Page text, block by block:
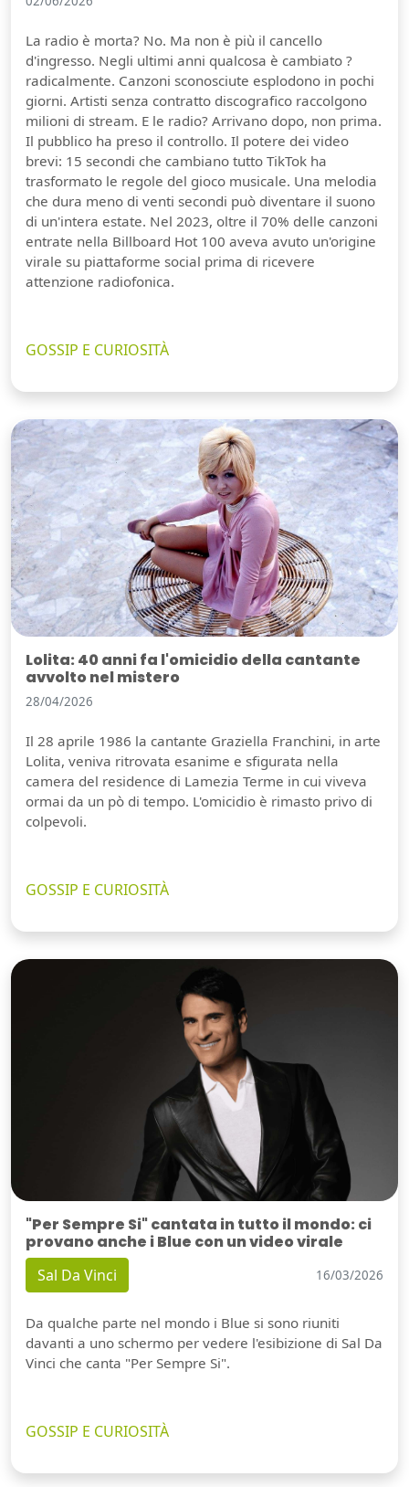
La radio è morta? No. Ma non è più il cancello
d'ingresso. Negli ultimi anni qualcosa è cambiato ?
radicalmente. Canzoni sconosciute esplodono in pochi
giorni. Artisti senza contratto discografico raccolgono
milioni di stream. E le radio? Arrivano dopo, non prima.
Il pubblico ha preso il controllo. Il potere dei video
brevi: 15 secondi che cambiano tutto TikTok ha
trasformato le regole del gioco musicale. Una melodia
che dura meno di venti secondi può diventare il suono
di un'intera estate. Nel 2023, oltre il 70% delle canzoni
entrate nella Billboard Hot 100 aveva avuto un'origine
virale su piattaforme social prima di ricevere
attenzione radiofonica.
GOSSIP E CURIOSITÀ
Lolita: 40 anni fa l'omicidio della cantante
avvolto nel mistero
28/04/2026
Il 28 aprile 1986 la cantante Graziella Franchini, in arte
Lolita, veniva ritrovata esanime e sfigurata nella
camera del residence di Lamezia Terme in cui viveva
ormai da un pò di tempo. L'omicidio è rimasto privo di
colpevoli.
GOSSIP E CURIOSITÀ
"Per Sempre Si" cantata in tutto il mondo: ci
provano anche i Blue con un video virale
Sal Da Vinci 16/03/2026
Da qualche parte nel mondo i Blue si sono riuniti
davanti a uno schermo per vedere l'esibizione di Sal Da
Vinci che canta "Per Sempre Si".
GOSSIP E CURIOSITÀ